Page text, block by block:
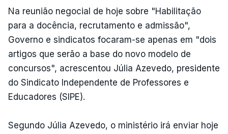
Na reunião negocial de hoje sobre "Habilitação
para a docência, recrutamento e admissão",
Governo e sindicatos focaram-se apenas em "dois
artigos que serão a base do novo modelo de
concursos", acrescentou Júlia Azevedo, presidente
do Sindicato Independente de Professores e
Educadores (SIPE).
Segundo Júlia Azevedo, o ministério irá enviar hoje